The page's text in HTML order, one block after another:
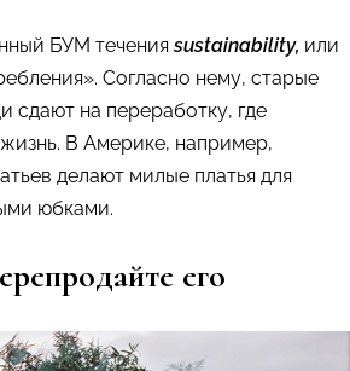
БУМ теченияsustainability, или
Согласно нему, старые
сдают на переработку, где
В Америке, например,
делают милые платья для
юбками.
его